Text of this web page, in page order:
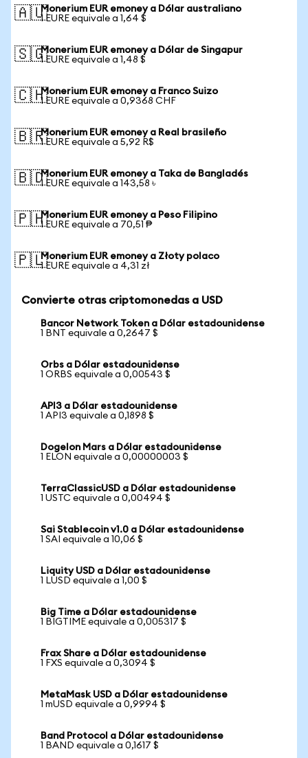
🇦🇺Monerium EUR emoney a Dólar australiano
1 EURE equivale a 1,64 $
🇸🇬Monerium EUR emoney a Dólar de Singapur
1 EURE equivale a 1,48 $
🇨🇭Monerium EUR emoney a Franco Suizo
1 EURE equivale a 0,9368 CHF
🇧🇷Monerium EUR emoney a Real brasileño
1 EURE equivale a 5,92 R$
🇧🇩Monerium EUR emoney a Taka de Bangladés
1 EURE equivale a 143,58 ৳
🇵🇭Monerium EUR emoney a Peso Filipino
1 EURE equivale a 70,51 ₱
🇵🇱Monerium EUR emoney a Złoty polaco
1 EURE equivale a 4,31 zł
Convierte otras criptomonedas a USD
Bancor Network Token a Dólar estadounidense
1 BNT equivale a 0,2647 $
Orbs a Dólar estadounidense
1 ORBS equivale a 0,00543 $
API3 a Dólar estadounidense
1 API3 equivale a 0,1898 $
Dogelon Mars a Dólar estadounidense
1 ELON equivale a 0,00000003 $
TerraClassicUSD a Dólar estadounidense
1 USTC equivale a 0,00494 $
Sai Stablecoin v1.0 a Dólar estadounidense
1 SAI equivale a 10,06 $
Liquity USD a Dólar estadounidense
1 LUSD equivale a 1,00 $
Big Time a Dólar estadounidense
1 BIGTIME equivale a 0,005317 $
Frax Share a Dólar estadounidense
1 FXS equivale a 0,3094 $
MetaMask USD a Dólar estadounidense
1 mUSD equivale a 0,9994 $
Band Protocol a Dólar estadounidense
1 BAND equivale a 0,1617 $